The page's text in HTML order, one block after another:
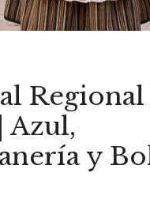
Azul,
y